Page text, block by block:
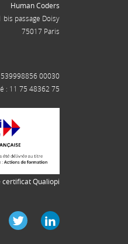
Human Coders
bis passage Doisy
75017 Paris
539998856 00030
: 11 75 48362 75
Qualiopi